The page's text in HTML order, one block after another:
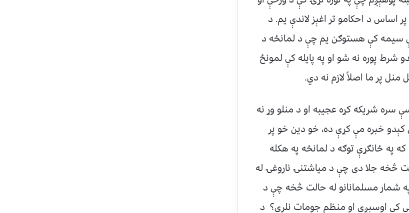
اساس د احکامو تر اغېز لاندې یم. د
سیمه کې هستوګن یم چې د لمانځه د
پوره نه شو او په پایله کې لمونځ
پر ما اصلاً لازم نه دي.
سره شریکه کړه عجیبه او د منلو وړ نه
خبره مې کړې ده، خو دین خو پر
که په ځانګړې توګه د لمانځه په هکله
څخه جلا دی چې د میاشتنۍ ناروغۍ له
شمار مسلمانانو له حالت څخه چې د
کې اوسېږي او منظم جومات نلري؟ د